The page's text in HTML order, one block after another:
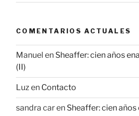
COMENTARIOS ACTUALES
Manuel en Sheaffer: cien años
(II)
Luzen Contacto
sandra caren Sheaffer: cien